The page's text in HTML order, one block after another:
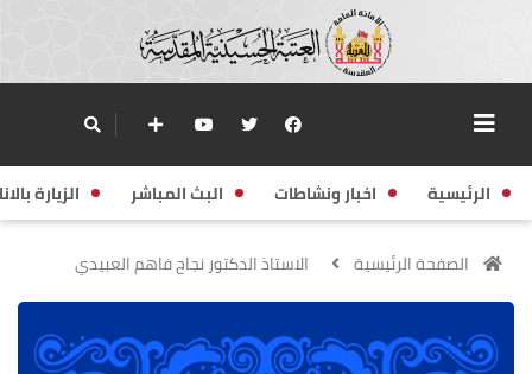
الرئيسية اخبار ونشاطات البث المباشر الزيارة
الصفحة الرئيسية الاستاذ الدكتور نجاح فاهم العبيدي